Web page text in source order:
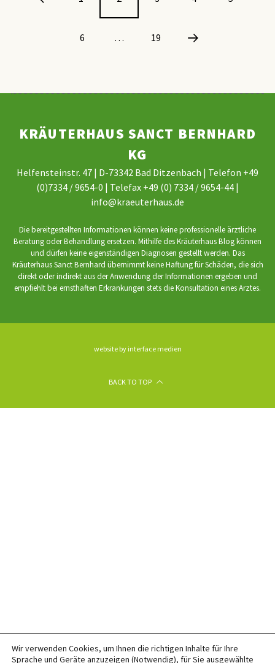
6 … 19
KRÄUTERHAUS SANCT BERNHARD
KG
Helfensteinstr. 47 | D-73342 Bad Ditzenbach | Telefon +49
(0)7334 / 9654-0 | Telefax +49 (0) 7334 / 9654-44 |
info@kraeuterhaus.de
Die bereitgestellten Informationen können keine professionelle ärztliche
Beratung oder Behandlung ersetzen. Mithilfe des Kräuterhaus Blog können
und dürfen keine eigenständigen Diagnosen gestellt werden. Das
Kräuterhaus Sanct Bernhard übernimmt keine Haftung für Schäden, die sich
direkt oder indirekt aus der Anwendung der Informationen ergeben und
empfiehlt bei ernsthaften Erkrankungen stets die Konsultation eines Arztes.
website by interface medien
BACK TO TOP
Wir verwenden Cookies, um Ihnen die richtigen Inhalte für Ihre
Sprache und Geräte anzuzeigen (Notwendig), für Sie ausgewählte